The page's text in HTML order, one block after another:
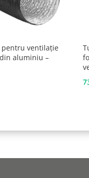
ventilație
aluminiu –